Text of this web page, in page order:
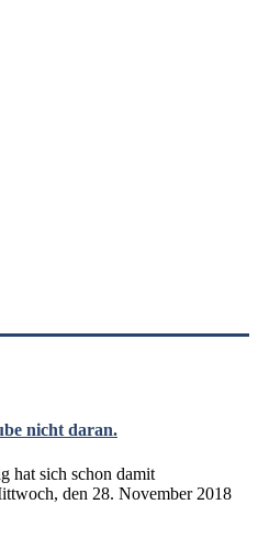
nicht daran.
hat sich schon damit
den 28. November 2018